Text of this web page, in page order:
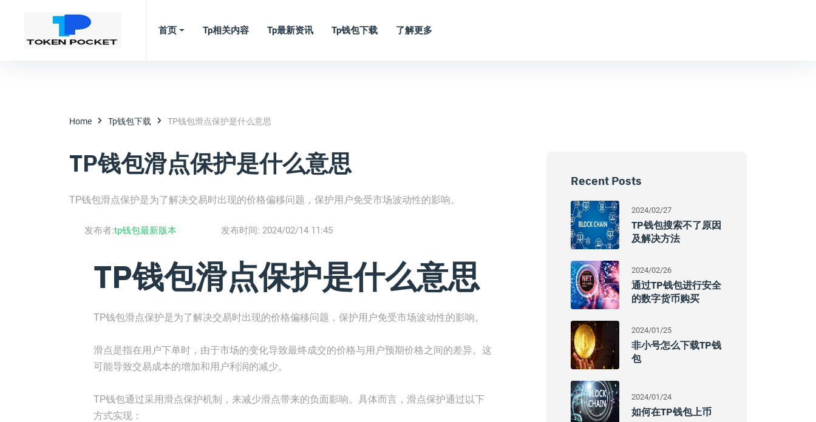
首页 Tp相关内容 Tp最新资讯 Tp钱包下载 了解更多
Home Tp钱包下载 TP钱包滑点保护是什么意思
TP钱包滑点保护是什么意思
TP钱包滑点保护是为了解决交易时出现的价格偏移问题，保护用户免受市场波动性的影响。
发布者:tp钱包最新版本 发布时间: 2024/02/14 11:45
TP钱包滑点保护是什么意思
TP钱包滑点保护是为了解决交易时出现的价格偏移问题，保护用户免受市场波动性的影响。
滑点是指在用户下单时，由于市场的变化导致最终成交的价格与用户预期价格之间的差异。这
可能导致交易成本的增加和用户利润的减少。
TP钱包通过采用滑点保护机制，来减少滑点带来的负面影响。具体而言，滑点保护通过以下
方式实现：
Recent Posts
2024/02/27
TP钱包搜索不了原因
及解决方法
2024/02/26
通过TP钱包进行安全
的数字货币购买
2024/01/25
非小号怎么下载TP钱
包
2024/01/24
如何在TP钱包上币